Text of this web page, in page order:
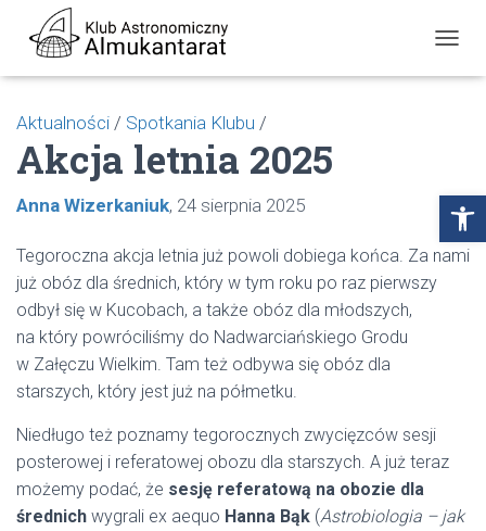
Open toolbar
R
N
W
Aktualności / Spotkania Klubu /
Akcja letnia 2025
Anna Wizerkaniuk 24 sierpnia 2025
Tegoroczna akcja letnia już powoli dobiega końca. Za nami
już obóz dla średnich, który w tym roku po raz pierwszy
odbył się w Kucobach, a także obóz dla młodszych,
na który powróciliśmy do Nadwarciańskiego Grodu
w Załęczu Wielkim. Tam też odbywa się obóz dla
starszych, który jest już na półmetku.
Niedługo też poznamy tegorocznych zwycięzców sesji
posterowej i referatowej obozu dla starszych. A już teraz
możemy podać, że sesję referatową na obozie dla
średnich wygrali ex aequo Hanna Bąk (Astrobiologia – jak